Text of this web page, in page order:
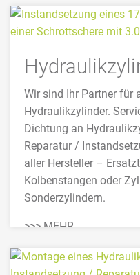
MEHR
Wir sind Ihr Partner für
Hydraulikzylinder.
Dichtung an
Reparatur /
aller Hersteller –
Kolbenstangen oder
Sonderzylindern.
>>> MEHR